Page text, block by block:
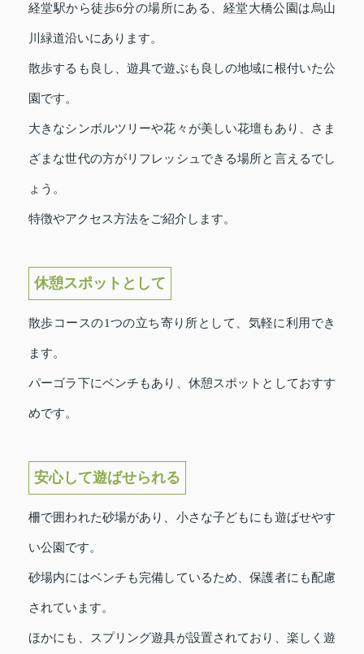
経堂駅から徒歩6分の場所にある、経堂大橋公園は烏山
川緑道沿いにあります。
散歩するも良し、遊具で遊ぶも良しの地域に根付いた公
園です。
大きなシンボルツリーや花々が美しい花壇もあり、さま
ざまな世代の方がリフレッシュできる場所と言えるでし
ょう。
特徴やアクセス方法をご紹介します。
休憩スポットとして
散歩コースの1つの立ち寄り所として、気軽に利用でき
ます。
パーゴラ下にベンチもあり、休憩スポットとしておすす
めです。
安心して遊ばせられる
柵で囲われた砂場があり、小さな子どもにも遊ばせやす
い公園です。
砂場内にはベンチも完備しているため、保護者にも配慮
されています。
ほかにも、スプリング遊具が設置されており、楽しく遊